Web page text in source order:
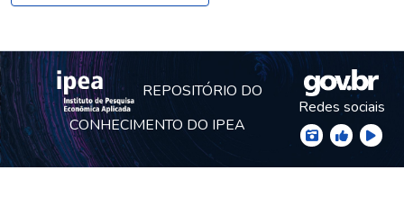
REPOSITÓRIO DO
CONHECIMENTO DO IPEA
Redes sociais